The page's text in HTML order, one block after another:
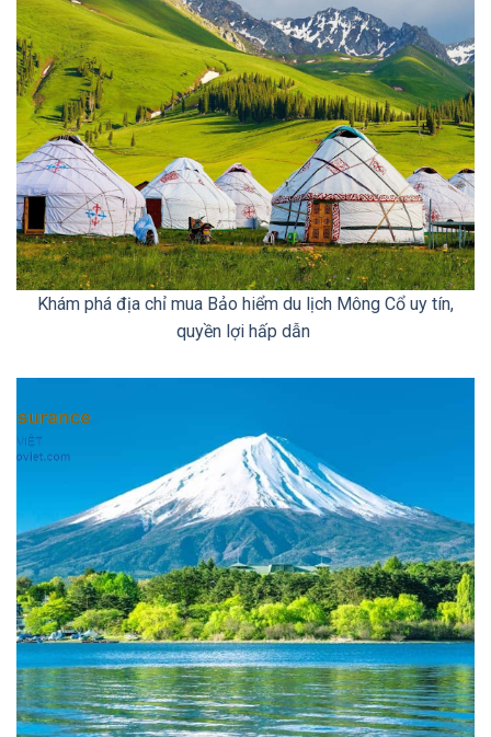
Khám phá địa chỉ mua ​Bảo hiểm du lịch Mông Cổ uy tín,
quyền lợi hấp dẫn